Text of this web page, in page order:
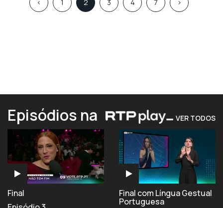
< 1 2 3 4 7 >
Episódios na VER TODOS
Final
Final com Língua Gestual
Portuguesa